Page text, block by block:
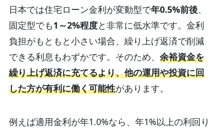
日本では住宅ローン金利が変動型で年0.5%前後、
固定型でも1～2%程度と非常に低水準です。金利
負担がもともと小さい場合、繰り上げ返済で削減
できる利息もわずかです。 そのため、 余裕資金を
繰り上げ返済に充てるより、他の運用や投資に回
した方が有利に働く可能性があります。
例えば適用金利が年1.0%なら、年1%以上の利回り